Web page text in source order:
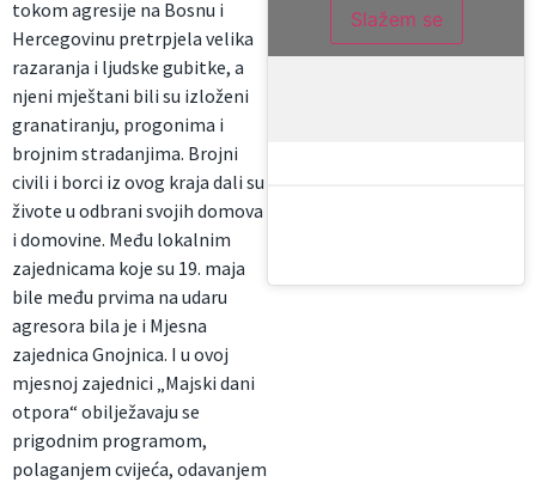
tokom agresije na Bosnu i
Hercegovinu pretrpjela velika
razaranja i ljudske gubitke, a
njeni mještani bili su izloženi
granatiranju, progonima i
brojnim stradanjima. Brojni
civili i borci iz ovog kraja dali su
živote u odbrani svojih domova
i domovine. Među lokalnim
zajednicama koje su 19. maja
bile među prvima na udaru
agresora bila je i Mjesna
zajednica Gnojnica. I u ovoj
mjesnoj zajednici „Majski dani
otpora“ obilježavaju se
prigodnim programom,
polaganjem cvijeća, odavanjem
Slažem se